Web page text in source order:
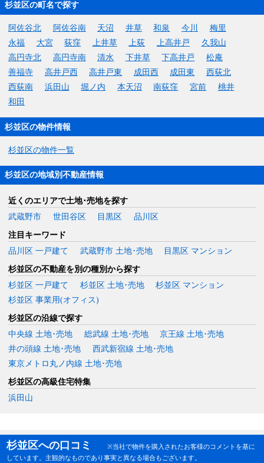
杉並区の町名で探す
阿佐谷北 阿佐谷南 天沼 井草 和泉 今川
梅里
永福
大宮 荻窪 上井草 上荻 上高井戸
久我山
高円寺北
高円寺南 清水 下井草 下高井戸
松庵
善福寺
高井戸西 高井戸東 成田西 成田東
西荻北
西荻南
浜田山 堀ノ内 本天沼 南荻窪 宮前
桃井
和田
杉並区の物件情報
杉並区の物件一覧
杉並区の地域別不動産情報
近くのエリアで土地･売地を探す
武蔵野市
世田谷区 目黒区 品川区
注目キーワード
品川区 一戸建て
武蔵野市 土地･売地 目黒区 マンション
杉並区の不動産を別の種別から探す
杉並区 一戸建て
杉並区 土地･売地
杉並区 マンション
杉並区 事業用(オフィス)
杉並区の沿線で探す
中央線 土地･売地
総武線 土地･売地
京王線 土地･売地
井の頭線 土地･売地
西武新宿線 土地･売地
東京メトロ丸ノ内線 土地･売地
杉並区の高級住宅特集
浜田山
杉並区への口コミ
※当社で物件を購入されたお客様のコメントを基に
しています。主観的なものであり事実と異なる場合もございます。